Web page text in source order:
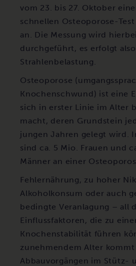
vom 23. bis 27. Oktober
schnellen Osteoporose-
an. Die Messung wird
durchgeführt, es erfolgt
Strahlenbelastung.
Osteoporose
Knochenschwund) ist eine
sich in erster Linie im Alter
macht, deren Grundstein
jungen Jahren gelegt wird.
sind ca. 5 Mio. Frauen und
Männer an einer
Fehlernährung, zu hoher
Alkoholkonsum oder auch
bedingte Veranlagung – all
Einflussfaktoren, die zu
Knochenstabilität führen
zunehmendem Alter
Abbauvorgängen im Stütz-